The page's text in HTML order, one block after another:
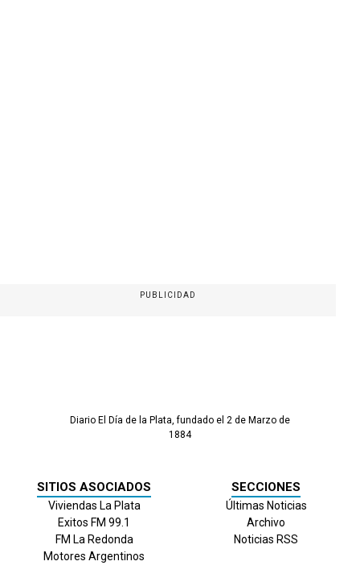
PUBLICIDAD
Diario El Día de la Plata, fundado el 2 de Marzo de
1884
SITIOS ASOCIADOS
Viviendas La Plata
Exitos FM 99.1
FM La Redonda
Motores Argentinos
SECCIONES
Últimas Noticias
Archivo
Noticias RSS